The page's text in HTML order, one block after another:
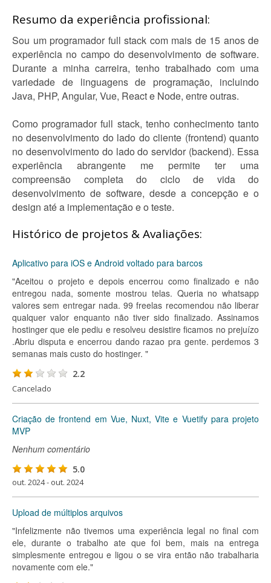
Resumo da experiência profissional:
Sou um programador full stack com mais de 15 anos de
experiência no campo do desenvolvimento de software.
Durante a minha carreira, tenho trabalhado com uma
variedade de linguagens de programação, incluindo
Java, PHP, Angular, Vue, React e Node, entre outras.
Como programador full stack, tenho conhecimento tanto
no desenvolvimento do lado do cliente (frontend) quanto
no desenvolvimento do lado do servidor (backend). Essa
experiência abrangente me permite ter uma
compreensão completa do ciclo de vida do
desenvolvimento de software, desde a concepção e o
design até a implementação e o teste.
Histórico de projetos & Avaliações:
Aplicativo para iOS e Android voltado para barcos
"Aceitou o projeto e depois encerrou como finalizado e não
entregou nada, somente mostrou telas. Queria no whatsapp
valores sem entregar nada. 99 freelas recomendou não liberar
qualquer valor enquanto não tiver sido finalizado. Assinamos
hostinger que ele pediu e resolveu desistire ficamos no prejuízo
.Abriu disputa e encerrou dando razao pra gente. perdemos 3
semanas mais custo do hostinger. "
2.2
Cancelado
Criação de frontend em Vue, Nuxt, Vite e Vuetify para projeto
MVP
Nenhum comentário
5.0
out. 2024 - out. 2024
Upload de múltiplos arquivos
"Infelizmente não tivemos uma experiência legal no final com
ele, durante o trabalho ate que foi bem, mais na entrega
simplesmente entregou e ligou o se vira então não trabalharia
novamente com ele."